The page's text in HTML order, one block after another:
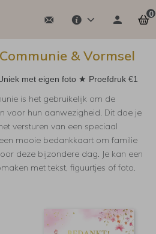
0
& Vormsel
met eigen foto ★ Proefdruk €1
is het gebruikelijk om de
voor hun aanwezigheid. Dit doe je
versturen van een speciaal
mooie bedankkaart om familie
deze bijzondere dag. Je kan een
met tekst, figuurtjes of foto.